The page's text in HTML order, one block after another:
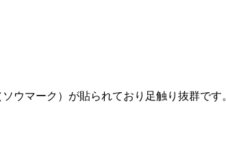
ウマーク）が貼られており足触り抜群です。